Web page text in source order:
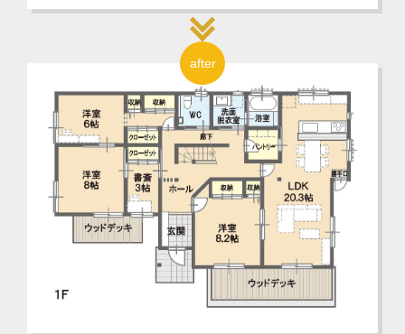
after